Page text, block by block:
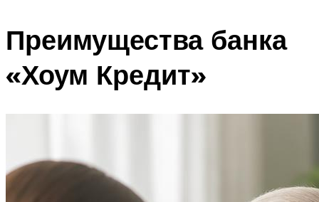
Преимущества банка
«Хоум Кредит»